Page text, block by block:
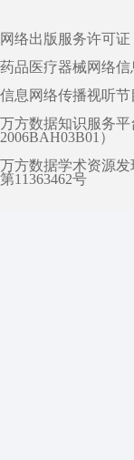
网络出版服务许可
药品医疗器械网络信
信息网络传播视听节
万方数据知识服务平
2006BAH03B01）
万方数据学术资源
第11363462号